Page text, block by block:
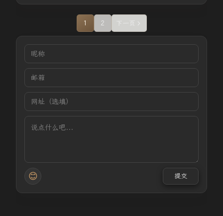
1 2 下一页
😊 提交